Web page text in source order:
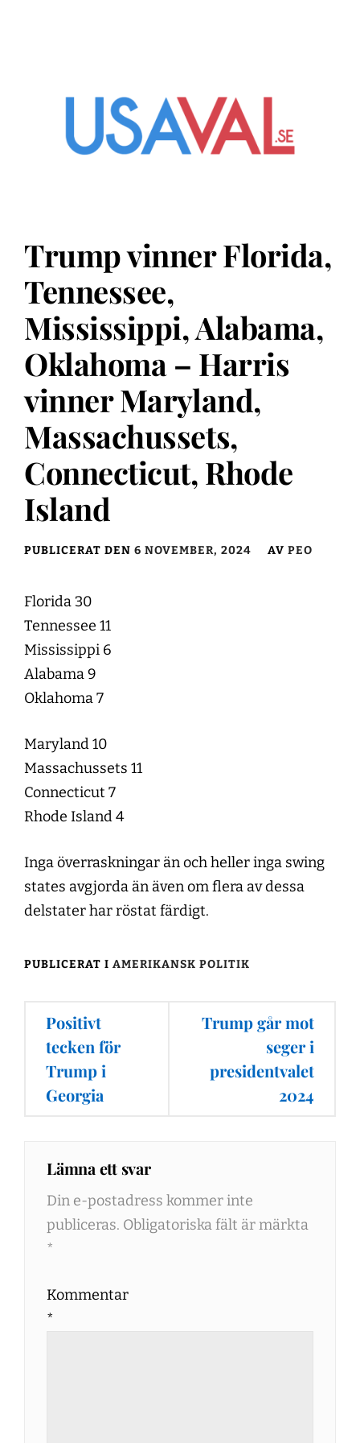
Trump vinner Florida,
Tennessee,
Mississippi, Alabama,
Oklahoma – Harris
vinner Maryland,
Massachussets,
Connecticut, Rhode
Island
PUBLICERAT DEN 6 NOVEMBER, 2024 AV PEO
Florida 30
Tennessee 11
Mississippi 6
Alabama 9
Oklahoma 7
Maryland 10
Massachussets 11
Connecticut 7
Rhode Island 4
Inga överraskningar än och heller inga swing
states avgjorda än även om flera av dessa
delstater har röstat färdigt.
PUBLICERAT I AMERIKANSK POLITIK
Inläggsnavigering
Positivt
tecken för
Trump i
Georgia
Trump går mot
seger i
presidentvalet
2024
Lämna ett svar
Din e-postadress kommer inte
publiceras. Obligatoriska fält är märkta
*
Kommentar
*